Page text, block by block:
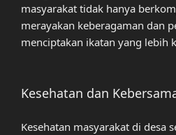
masyarakat tidak hanya
merayakan keberagaman dan
menciptakan ikatan yang lebih
Kesehatan dan
Kesehatan masyarakat di desa